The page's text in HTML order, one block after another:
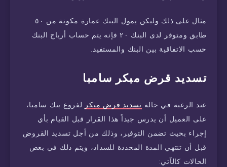
مثال على ذلك وليكن يمول البنك عمارة مكونة من ٥٠
طابق ومتوفر لدى البنك ٢٠ فإنه يتم حساب أرباح البنك
حسب الاتفاقية بين البنك والمستفيد.
تسديد قرض مبكر سامبا
عند الرغبة في حالة تسديد قرض مبكر لفروع بنك سامبا،
على العميل أن يدرس جيداً هذا القرار قبل القيام بأي
إجراء بحيث تضمن التوفير، وذلك من أجل تسديد القروض
قبل أن تنتهي المدة المحددة للسداد، ويتم ذلك في بعض
الحالات كالآتي: